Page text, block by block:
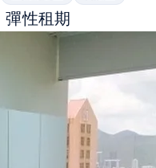
彈性租期